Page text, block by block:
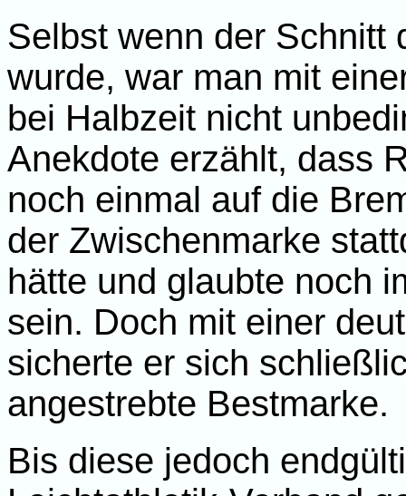
Selbst wenn der Schnitt
wurde, war man mit
bei Halbzeit nicht
Anekdote erzählt, dass
noch einmal auf die
der Zwischenmarke
hätte und glaubte noch
sein. Doch mit einer
sicherte er sich
angestrebte Bestmarke.
Bis diese jedoch